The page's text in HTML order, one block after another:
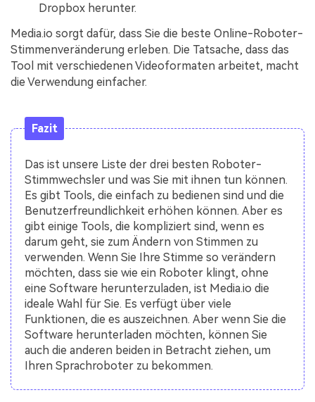
Dropbox herunter.
Media.io sorgt dafür, dass Sie die beste Online-Roboter-
Stimmenveränderung erleben. Die Tatsache, dass das
Tool mit verschiedenen Videoformaten arbeitet, macht
die Verwendung einfacher.
Fazit
Das ist unsere Liste der drei besten Roboter-
Stimmwechsler und was Sie mit ihnen tun können.
Es gibt Tools, die einfach zu bedienen sind und die
Benutzerfreundlichkeit erhöhen können. Aber es
gibt einige Tools, die kompliziert sind, wenn es
darum geht, sie zum Ändern von Stimmen zu
verwenden. Wenn Sie Ihre Stimme so verändern
möchten, dass sie wie ein Roboter klingt, ohne
eine Software herunterzuladen, ist Media.io die
ideale Wahl für Sie. Es verfügt über viele
Funktionen, die es auszeichnen. Aber wenn Sie die
Software herunterladen möchten, können Sie
auch die anderen beiden in Betracht ziehen, um
Ihren Sprachroboter zu bekommen.